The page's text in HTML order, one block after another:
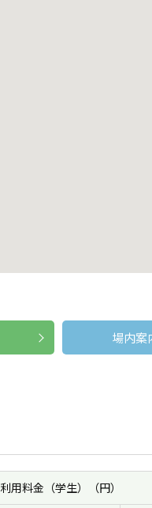
場内案
利用料金（学生）（円）